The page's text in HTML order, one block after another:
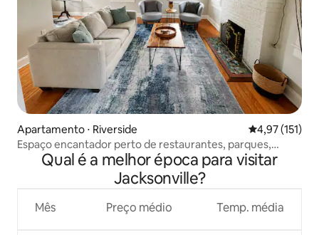
Apartamento ⋅ Riverside 4,97 de uma
4,97 (151)
Espaço encantador perto de restaurantes, parques,
entretenimento
Qual é a melhor época para visitar
Jacksonville?
Mês Preço médio Temp. média